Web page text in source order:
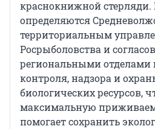
краснокнижной
определяются
территориальным
Росрыболовства и
региональными отделами
контроля, надзора и
биологических ресурсов,
максимальную
помогает сохранить